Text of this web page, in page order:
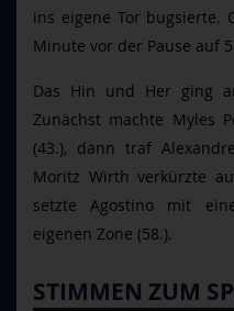
ins eigene Tor bugsierte.
Minute vor der Pause auf
Das Hin und Her ging
Zunächst machte Myles
(43.), dann traf
Moritz Wirth verkürzte
setzte Agostino mit
eigenen Zone (58.).
STIMMEN ZUM